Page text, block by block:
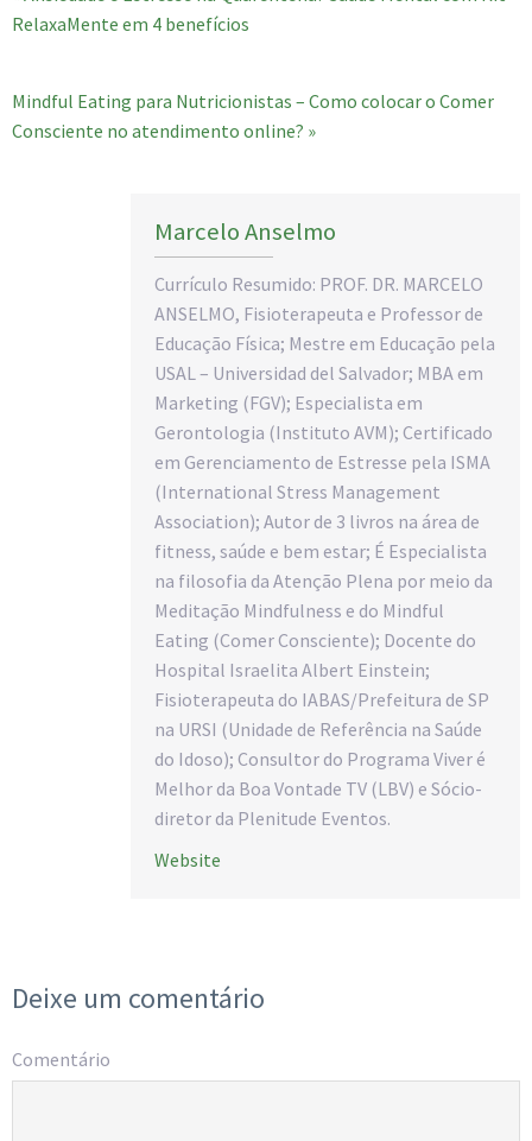
RelaxaMente em 4 benefícios
Mindful Eating para Nutricionistas – Como colocar o Comer
Consciente no atendimento online? »
Marcelo Anselmo
Currículo Resumido: PROF. DR. MARCELO
ANSELMO, Fisioterapeuta e Professor de
Educação Física; Mestre em Educação pela
USAL – Universidad del Salvador; MBA em
Marketing (FGV); Especialista em
Gerontologia (Instituto AVM); Certificado
em Gerenciamento de Estresse pela ISMA
(International Stress Management
Association); Autor de 3 livros na área de
fitness, saúde e bem estar; É Especialista
na filosofia da Atenção Plena por meio da
Meditação Mindfulness e do Mindful
Eating (Comer Consciente); Docente do
Hospital Israelita Albert Einstein;
Fisioterapeuta do IABAS/Prefeitura de SP
na URSI (Unidade de Referência na Saúde
do Idoso); Consultor do Programa Viver é
Melhor da Boa Vontade TV (LBV) e Sócio-
diretor da Plenitude Eventos.
Website
Deixe um comentário
Comentário